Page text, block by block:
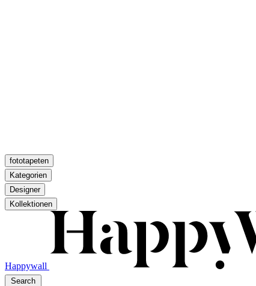
fototapeten
Kategorien
Designer
Kollektionen
Happywall
Search